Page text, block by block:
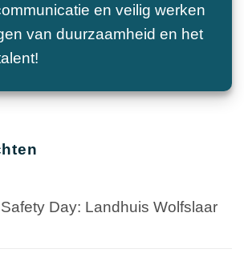
en veilig werken
van duurzaamheid en het
Day: Landhuis Wolfslaar